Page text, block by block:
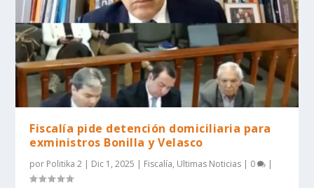
Fiscalía pide detención domiciliaria para
exministros Bonilla y Velasco
por Politika 2 | Dic 1, 2025 | Fiscalía, Ultimas Noticias | 0 |